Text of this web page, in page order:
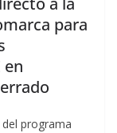
para
en
programa